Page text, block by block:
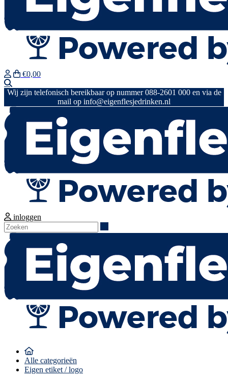
€0,00
Wij zijn telefonisch bereikbaar op nummer 088-2601 000 en via de
mail op info@eigenflesjedrinken.nl
inloggen
Alle categorieën
Eigen etiket / logo